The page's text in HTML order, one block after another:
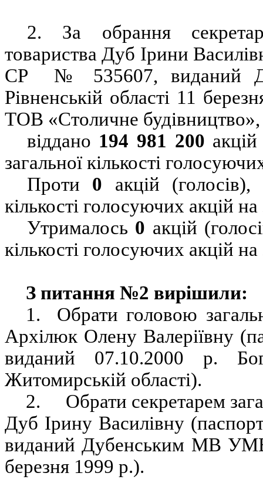
2. За обрання
товариства Дуб Ірини
СР
№ 535607, виданий
Рівненській області 11
ТОВ «Столичне будівництво»,
віддано 194 981 200
загальної кількості
Проти 0 акцій
кількості голосуючих акцій
Утрималось 0 акцій
кількості голосуючих акцій
З питання №2 вирішили:
1.
Обрати головою
Архілюк Олену Валеріївну
виданий 07.10.2000 р.
Житомирській області).
2.
Обрати секретарем
Дуб Ірину Василівну (паспорт
виданий Дубенським МВ
березня 1999 р.).